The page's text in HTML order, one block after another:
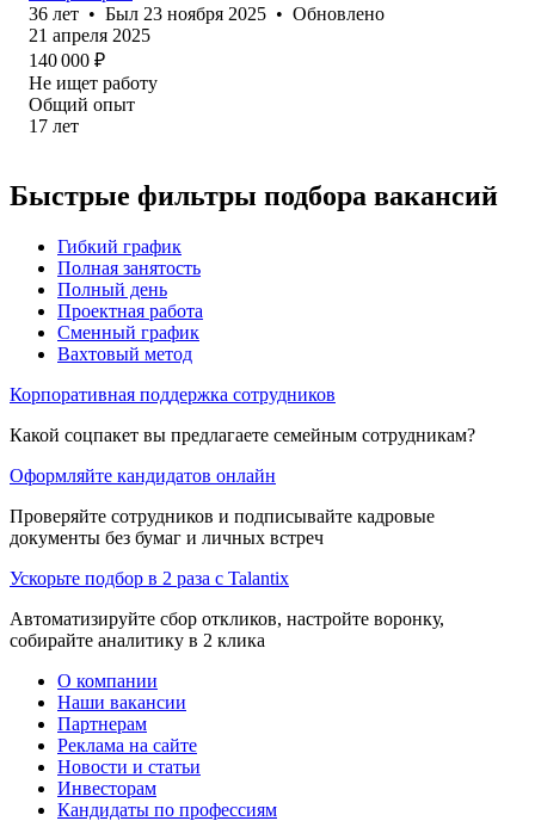
36 лет • Был 23 ноября 2025 • Обновлено
21 апреля 2025
140 000 ₽
Не ищет работу
Общий опыт
17 лет
Быстрые фильтры подбора вакансий
Гибкий график
Полная занятость
Полный день
Проектная работа
Сменный график
Вахтовый метод
Корпоративная поддержка сотрудников
Какой соцпакет вы предлагаете семейным сотрудникам?
Оформляйте кандидатов онлайн
Проверяйте сотрудников и подписывайте кадровые
документы без бумаг и личных встреч
Ускорьте подбор в 2 раза с Talantix
Автоматизируйте сбор откликов, настройте воронку,
собирайте аналитику в 2 клика
О компании
Наши вакансии
Партнерам
Реклама на сайте
Новости и статьи
Инвесторам
Кандидаты по профессиям